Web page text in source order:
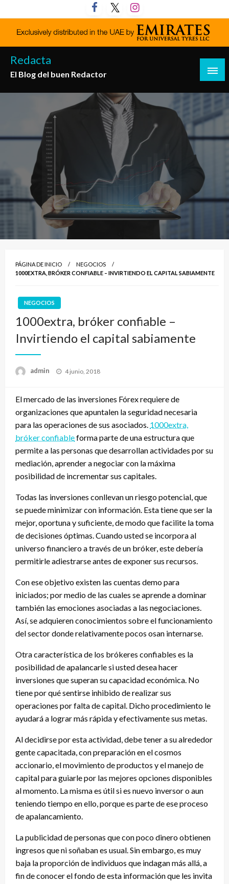
al
contenido
Redacta
El Blog del buen Redactor
PÁGINA DE INICIO
NEGOCIOS
1000EXTRA, BRÓKER CONFIABLE – INVIRTIENDO EL CAPITAL SABIAMENTE
NEGOCIOS
1000extra, bróker confiable –
Invirtiendo el capital sabiamente
admin
Publicado
4 junio, 2018
El mercado de las inversiones Fórex requiere de
organizaciones que apuntalen la seguridad necesaria
para las operaciones de sus asociados. 1000extra,
bróker confiableforma parte de una estructura que
permite a las personas que desarrollan actividades por su
mediación, aprender a negociar con la máxima
posibilidad de incrementar sus capitales.
Todas las inversiones conllevan un riesgo potencial, que
se puede minimizar con información. Esta tiene que ser la
mejor, oportuna y suficiente, de modo que facilite la toma
de decisiones óptimas. Cuando usted se incorpora al
universo financiero a través de un bróker, este debería
permitirle adiestrarse antes de exponer sus recursos.
Con ese objetivo existen las cuentas demo para
iniciados; por medio de las cuales se aprende a dominar
también las emociones asociadas a las negociaciones.
Así, se adquieren conocimientos sobre el funcionamiento
del sector donde relativamente pocos osan internarse.
Otra característica de los brókeres confiables es la
posibilidad de apalancarle si usted desea hacer
inversiones que superan su capacidad económica. No
tiene por qué sentirse inhibido de realizar sus
operaciones por falta de capital. Dicho procedimiento le
ayudará a lograr más rápida y efectivamente sus metas.
Al decidirse por esta actividad, debe tener a su alrededor
gente capacitada, con preparación en el cosmos
accionario, el movimiento de productos y el manejo de
capital para guiarle por las mejores opciones disponibles
al momento. La misma es útil si es nuevo inversor o aun
teniendo tiempo en ello, porque es parte de ese proceso
de apalancamiento.
La publicidad de personas que con poco dinero obtienen
ingresos que ni soñaban es usual. Sin embargo, es muy
baja la proporción de individuos que indagan más allá, a
fin de conocer el fondo de esta información que les invita